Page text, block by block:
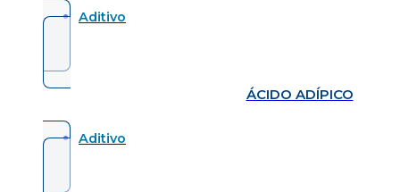
Aditivo
ÁCIDO ADÍPICO
Aditivo